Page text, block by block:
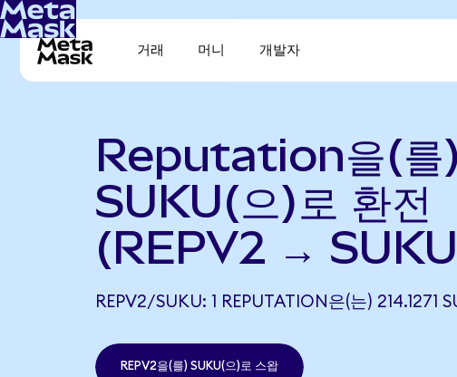
거래 머니 개발자
Reputation을(를)
SUKU(으)로 환전
(REPV2 →
REPV2/SUKU: 1 REPUTATION은(는) 214.1271
REPV2을(를) SUKU(으)로 스왑